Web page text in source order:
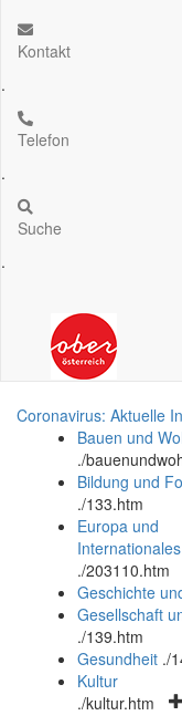
Kontakt
.
Telefon
.
Suche
.
Coronavirus: Aktuelle
Bauen und
./
Bildung und
./133.htm
Europa und
Internationales
./203110.htm
Geschichte
Gesellschaft
./139.htm
Gesundheit ./
Kultur
./kultur.htm